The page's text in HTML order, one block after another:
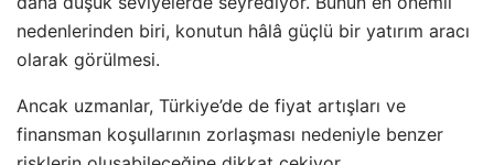
nedenlerinden biri, konutun hâlâ güçlü bir yatırım aracı
olarak görülmesi.
Ancak uzmanlar, Türkiye’de de fiyat artışları ve
finansman koşullarının zorlaşması nedeniyle benzer